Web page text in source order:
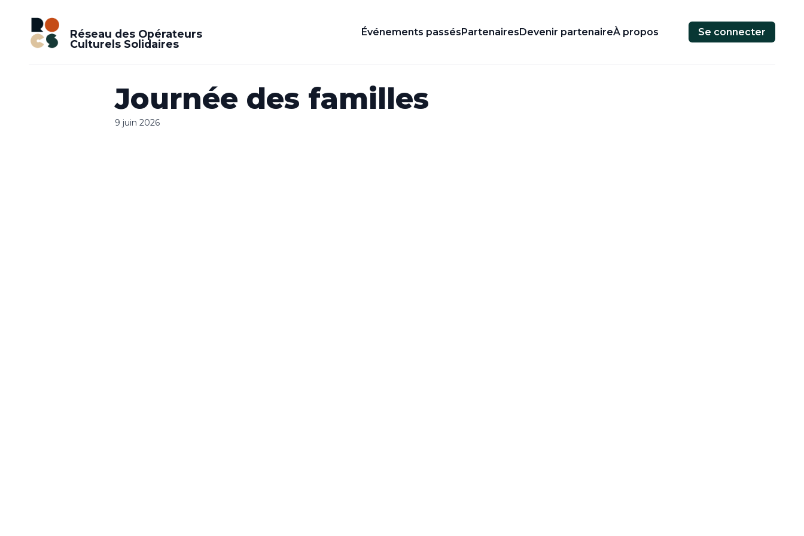
Réseau des Opérateurs
Culturels Solidaires
Événements passésPartenairesDevenir partenaireÀ propos Se connecter
Journée des familles
9 juin 2026